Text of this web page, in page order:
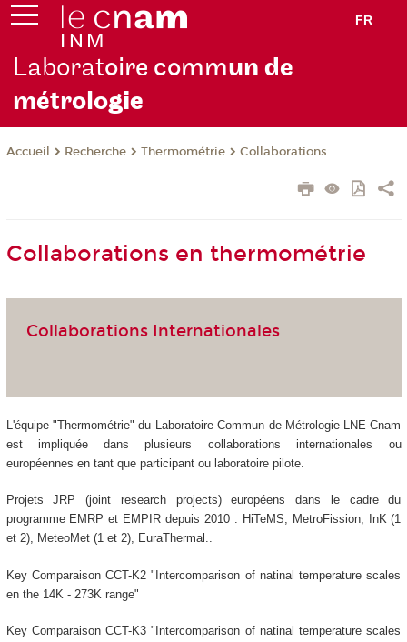
FR
Laboratoire commun de
métrologie
Accueil Recherche Thermométrie Collaborations
Collaborations en thermométrie
Collaborations Internationales
L'équipe "Thermométrie" du Laboratoire Commun de Métrologie LNE-Cnam
est impliquée dans plusieurs collaborations internationales ou
européennes en tant que participant ou laboratoire pilote.
Projets JRP (joint research projects) européens dans le cadre du
programme EMRP et EMPIR depuis 2010 : HiTeMS, MetroFission, InK (1
et 2), MeteoMet (1 et 2), EuraThermal..
Key Comparaison CCT-K2 "Intercomparison of natinal temperature scales
en the 14K - 273K range"
Key Comparaison CCT-K3 "Intercomparison of natinal temperature scales